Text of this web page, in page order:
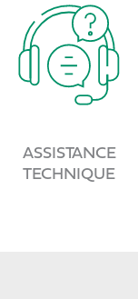
ASSISTANCE
TECHNIQUE